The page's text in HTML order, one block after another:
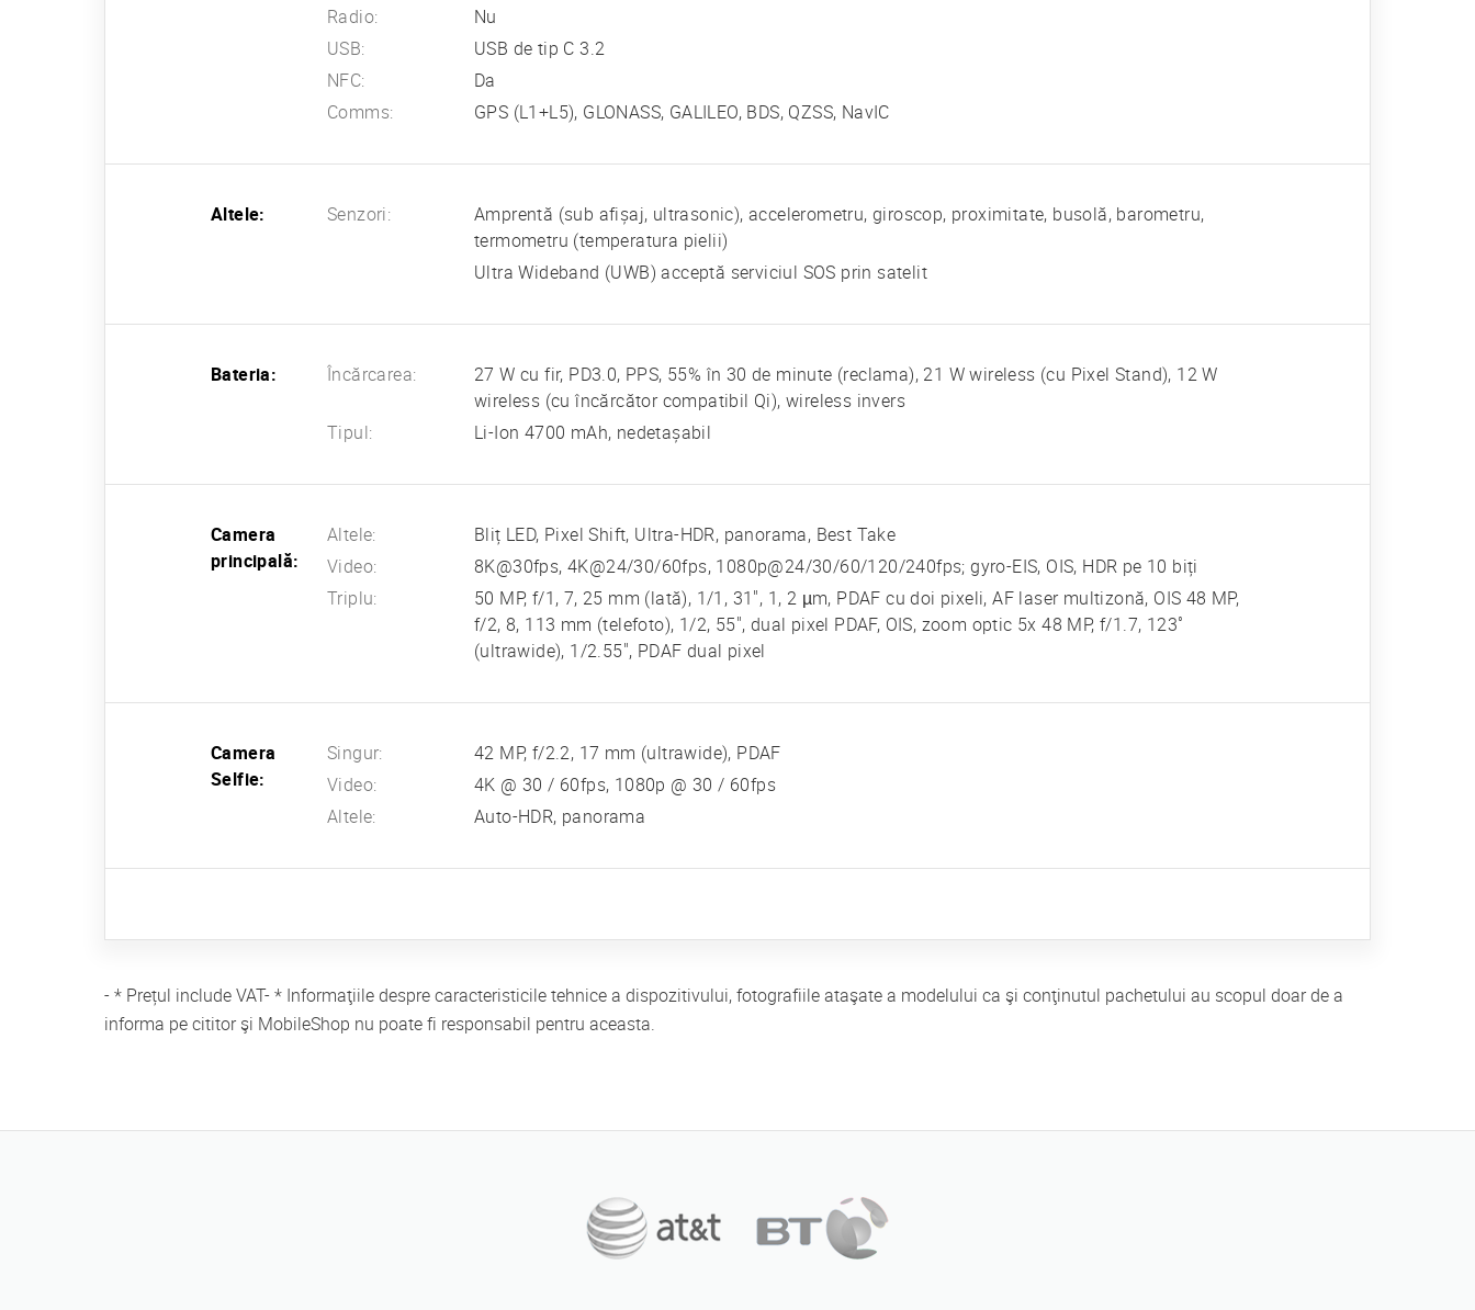
Radio:
Nu
USB:
USB de tip C 3.2
NFC:
Da
Comms:
GPS (L1+L5), GLONASS, GALILEO, BDS, QZSS, NavIC
Altele: Senzori:
Amprentă (sub afișaj, ultrasonic), accelerometru, giroscop, proximitate, busolă, barometru,
termometru (temperatura pielii)
Ultra Wideband (UWB) acceptă serviciul SOS prin satelit
Bateria: Încărcarea:
27 W cu fir, PD3.0, PPS, 55% în 30 de minute (reclama), 21 W wireless (cu Pixel Stand), 12 W
wireless (cu încărcător compatibil Qi), wireless invers
Tipul:
Li-Ion 4700 mAh, nedetașabil
Camera
principală:
Altele:
Bliț LED, Pixel Shift, Ultra-HDR, panorama, Best Take
Video:
8K@30fps, 4K@24/30/60fps, 1080p@24/30/60/120/240fps; gyro-EIS, OIS, HDR pe 10 biți
Triplu:
50 MP, f/1, 7, 25 mm (lată), 1/1, 31", 1, 2 µm, PDAF cu doi pixeli, AF laser multizonă, OIS 48 MP,
f/2, 8, 113 mm (telefoto), 1/2, 55", dual pixel PDAF, OIS, zoom optic 5x 48 MP, f/1.7, 123˚
(ultrawide), 1/2.55", PDAF dual pixel
Camera
Selfie:
Singur:
42 MP, f/2.2, 17 mm (ultrawide), PDAF
Video:
4K @ 30 / 60fps, 1080p @ 30 / 60fps
Altele:
Auto-HDR, panorama
- * Prețul include VAT- * Informaţiile despre caracteristicile tehnice a dispozitivului, fotografiile ataşate a modelului ca şi conţinutul pachetului au scopul doar de a
informa pe cititor şi MobileShop nu poate fi responsabil pentru aceasta.